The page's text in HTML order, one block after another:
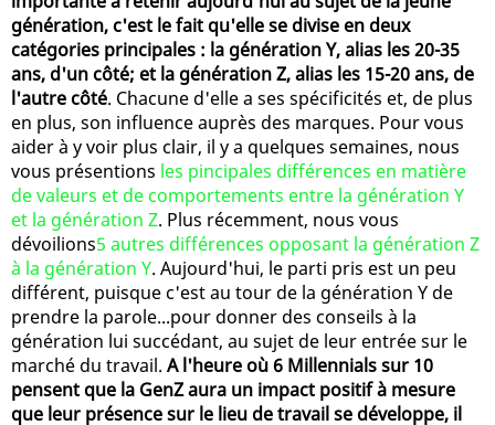
génération, c'est le fait qu'elle se divise en deux
catégories principales : la génération Y, alias les 20-35
ans, d'un côté; et la génération Z, alias les 15-20 ans, de
l'autre côté. Chacune d'elle a ses spécificités et, de plus
en plus, son influence auprès des marques. Pour vous
aider à y voir plus clair, il y a quelques semaines, nous
vous présentions les pincipales différences en matière
de valeurs et de comportements entre la génération Y
et la génération Z. Plus récemment, nous vous
dévoilions5 autres différences opposant la génération Z
à la génération Y. Aujourd'hui, le parti pris est un peu
différent, puisque c'est au tour de la génération Y de
prendre la parole...pour donner des conseils à la
génération lui succédant, au sujet de leur entrée sur le
marché du travail. A l'heure où 6 Millennials sur 10
pensent que la GenZ aura un impact positif à mesure
que leur présence sur le lieu de travail se développe, il